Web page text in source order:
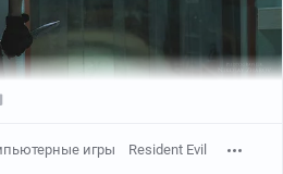
игры Resident Evil